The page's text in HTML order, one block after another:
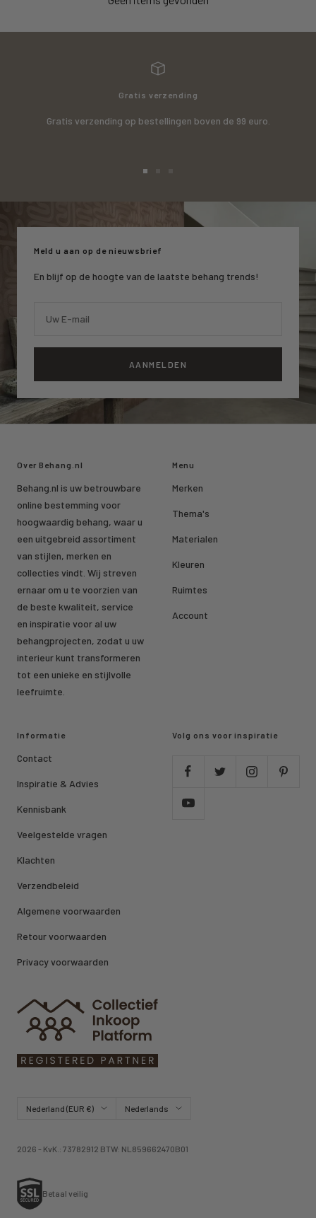
Gratis verzending
Gratis verzending op bestellingen boven de 99 euro.
1
2
slide
3
Meld u aan op de nieuwsbrief
En blijf op de hoogte van de laatste behang trends!
Uw E-mail
AANMELDEN
Over Behang.nl
Behang.nl is uw betrouwbare
online bestemming voor
hoogwaardig behang, waar u
een uitgebreid assortiment
van stijlen, merken en
collecties vindt. Wij streven
ernaar om u te voorzien van
de beste kwaliteit, service
en inspiratie voor al uw
behangprojecten, zodat u uw
interieur kunt transformeren
tot een unieke en stijlvolle
leefruimte.
Menu
Merken
Thema's
Materialen
Kleuren
Ruimtes
Account
Informatie
Contact
Inspiratie & Advies
Kennisbank
Veelgestelde vragen
Klachten
Verzendbeleid
Algemene voorwaarden
Retour voorwaarden
Privacy voorwaarden
Volg ons voor inspiratie
Land/regio Nederland (EUR €) TaalNederlands
2026 - KvK.: 73782912 BTW: NL859662470B01
Betaal veilig